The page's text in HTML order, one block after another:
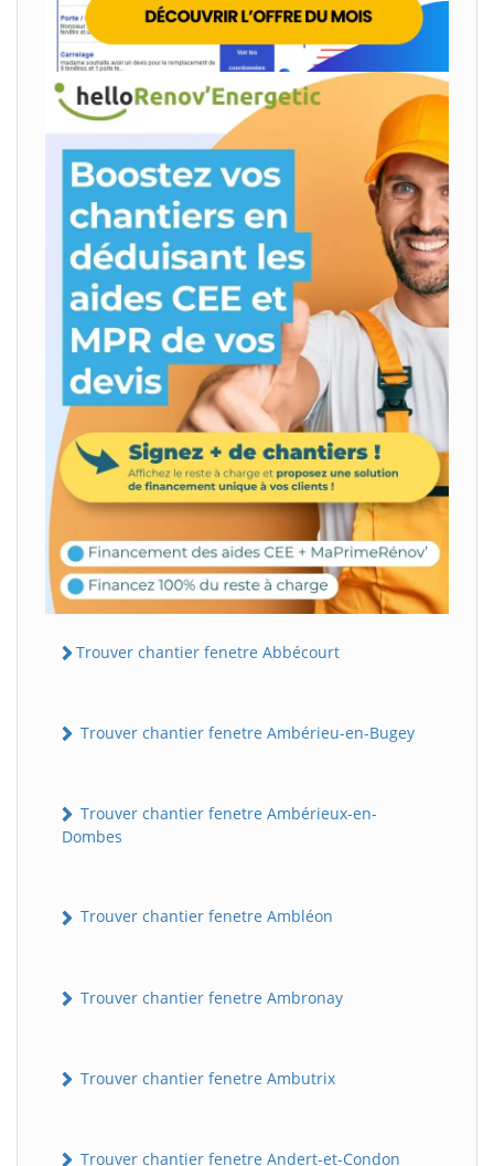
Trouver chantier fenetre Abbécourt
Trouver chantier fenetre Ambérieu-en-Bugey
Trouver chantier fenetre Ambérieux-en-
Dombes
Trouver chantier fenetre Ambléon
Trouver chantier fenetre Ambronay
Trouver chantier fenetre Ambutrix
Trouver chantier fenetre Andert-et-Condon